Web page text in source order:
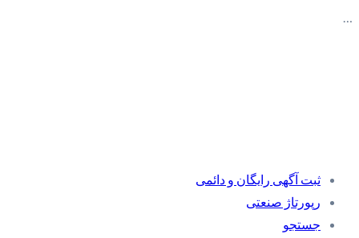
…
ثبت آگهی رایگان و دائمی
رپورتاژ صنعتی
جستجو